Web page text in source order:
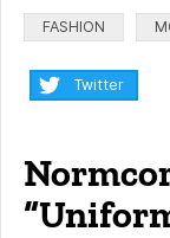
Categorias:
FASHION
Compartilhar:
Twitter